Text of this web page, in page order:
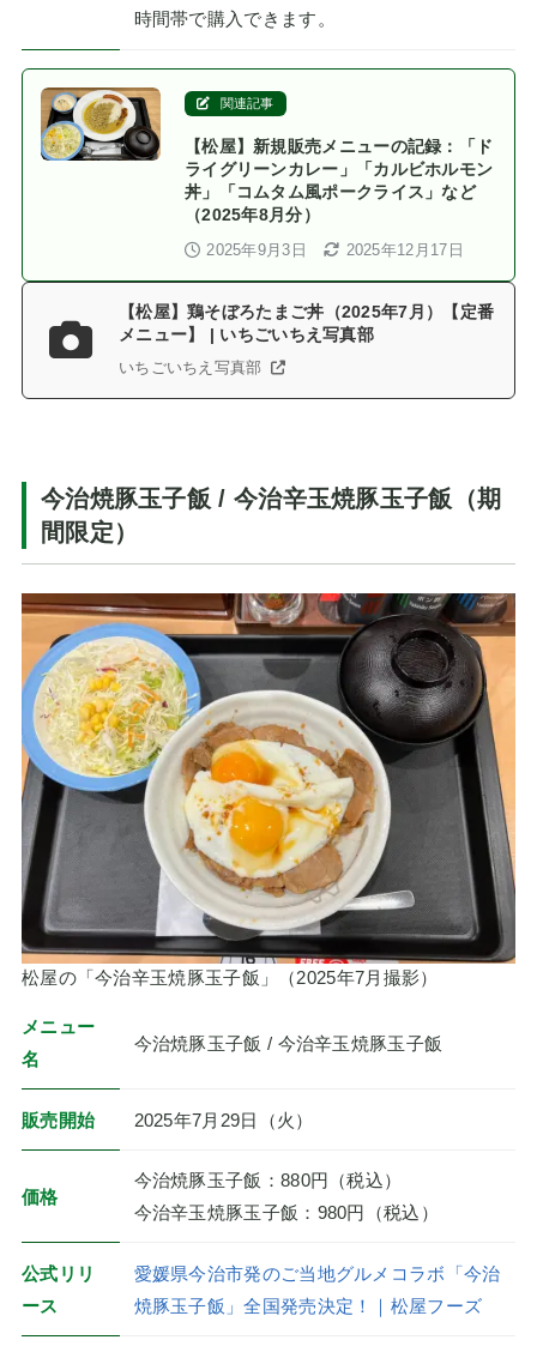
時間帯で購入できます。
関連記事
【松屋】新規販売メニューの記録：「ド
ライグリーンカレー」「カルビホルモン
丼」「コムタム風ポークライス」など
（2025年8月分）
2025年9月3日 2025年12月17日
【松屋】鶏そぼろたまご丼（2025年7月）【定番
メニュー】 | いちごいちえ写真部
いちごいちえ写真部
今治焼豚玉子飯 / 今治辛玉焼豚玉子飯（期
間限定）
松屋の「今治辛玉焼豚玉子飯」（2025年7月撮影）
メニュー
名
今治焼豚玉子飯 / 今治辛玉焼豚玉子飯
販売開始 2025年7月29日（火）
価格
今治焼豚玉子飯：880円（税込）
今治辛玉焼豚玉子飯：980円（税込）
公式リリ
ース
愛媛県今治市発のご当地グルメコラボ「今治
焼豚玉子飯」全国発売決定！｜松屋フーズ